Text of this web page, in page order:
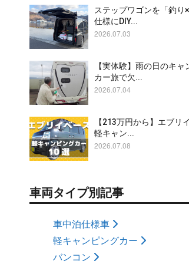
ステップワゴンを「釣り×
仕様にDIY...
2026.07.03
【実体験】雨の日のキャ
カー旅で欠...
2026.07.04
【213万円から】エブリ
軽キャン...
2026.07.08
車両タイプ別記事
車中泊仕様車
軽キャンピングカー
バンコン